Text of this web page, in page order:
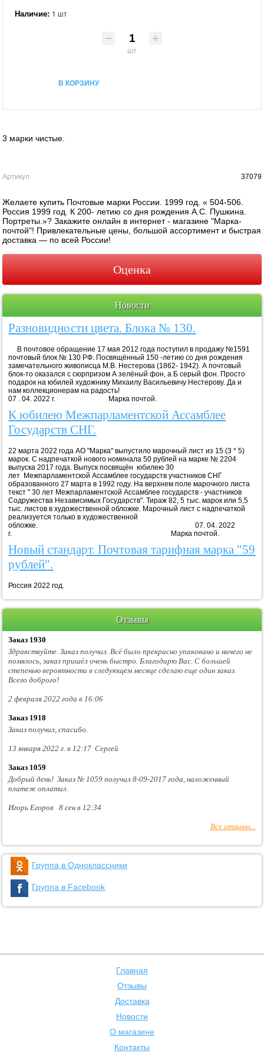
Наличие: 1 шт
шт
В КОРЗИНУ
3 марки чистые.
Артикул 37079
Желаете купить Почтовые марки России. 1999 год. « 504-506.
Россия 1999 год. К 200- летию со дня рождения А.С. Пушкина.
Портреты.»? Закажите онлайн в интернет - магазине "Марка-
почтой"! Привлекательные цены, большой ассортимент и быстрая
доставка — по всей России!
Оценка
Новости
Разновидности цвета. Блока № 130.
В почтовое обращение 17 мая 2012 года поступил в продажу №1591
почтовый блок № 130 РФ. Посвящённый 150 -летию со дня рождения
замечательного живописца М.В. Нестерова (1862- 1942). А почтовый
блок-то оказался с сюрпризом А зелёный фон, а Б серый фон. Просто
подарок на юбилей художнику Михаилу Васильевичу Нестерову. Да и
нам коллекционерам на радость!
07 . 04. 2022 г. Марка почтой.
К юбилею Межпарламентской Ассамблее
Государств СНГ.
22 марта 2022 года АО "Марка" выпустило марочный лист из 15 (3 * 5)
марок. С надпечаткой нового номинала 50 рублей на марке № 2204
выпуска 2017 года. Выпуск посвящён юбилею 30
лет Межпарламентской Ассамблее государств участников СНГ
образованного 27 марта в 1992 году. На верхнем поле марочного листа
текст " 30 лет Межпарламентской Ассамблее государств - участников
Содружества Независимых Государств". Тираж 82, 5 тыс. марок или 5,5
тыс. листов в художественной обложке. Марочный лист с надпечаткой
реализуется только в художественной
обложке. 07. 04. 2022
г. Марка почтой.
Новый стандарт. Почтовая тарифная марка "59
рублей".
Россия 2022 год.
Отзывы
Заказ 1930
Здравствуйте. Заказ получил. Всё было прекрасно упаковано и ничего не
помялось, заказ пришёл очень быстро. Благодарю Вас. С большей
степенью вероятности в следующем месяце сделаю еще один заказ.
Всего доброго!
2 февраля 2022 года в 16:06
Заказ 1918
Заказ получил, спасибо.
13 января 2022 г. в 12:17 Сергей
Заказ 1059
Добрый день! Заказ № 1059 получил 8-09-2017 года, наложенный
платеж оплатил.
Игорь Егоров 8 сен в 12:34
Все отзывы...
Группа в Одноклассники
Группа в Facebook
Главная
Отзывы
Доставка
Новости
О магазине
Контакты